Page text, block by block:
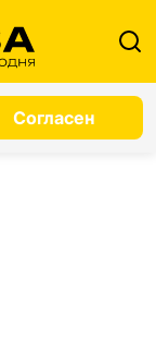
Согласен